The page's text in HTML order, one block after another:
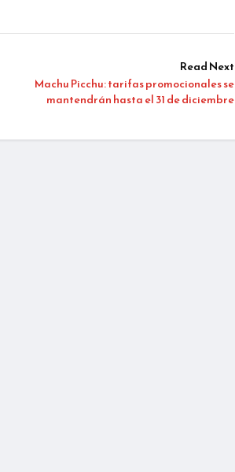
Read Next
Machu Picchu: tarifas promocionales se
mantendrán hasta el 31 de diciembre